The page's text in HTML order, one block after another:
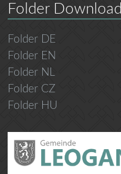
Folder Download
Folder DE
Folder EN
Folder NL
Folder CZ
Folder HU